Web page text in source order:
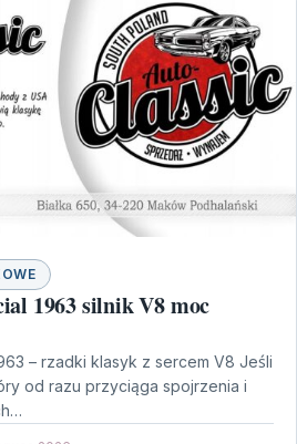
1963 silnik V8 moc
– rzadki klasyk z sercem V8 Jeśli
od razu przyciąga spojrzenia i